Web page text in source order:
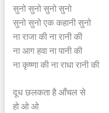
सुनो सुनो सुनो सुनो
सुनो सुनो एक कहानी सुनो
ना राजा की ना रानी की
ना आग हवा ना पानी की
ना कृष्णा की ना राधा रानी की
दूध छलकता है आँचल से
हो ओ ओ